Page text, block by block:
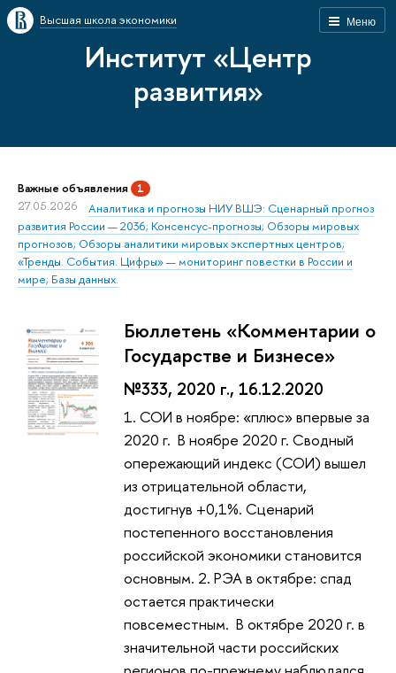
Меню
Высшая школа экономики
Институт «Центр
развития»
Важные объявления 1
27.05.2026
Аналитика и прогнозы НИУ ВШЭ: Сценарный прогноз
развития России — 2036; Консенсус-прогнозы; Обзоры мировых
прогнозов; Обзоры аналитики мировых экспертных центров;
«Тренды. События. Цифры» — мониторинг повестки в России и
мире; Базы данных.
Бюллетень «Комментарии о
Государстве и Бизнесе»
№333, 2020 г., 16.12.2020
1. СОИ в ноябре: «плюс» впервые за
2020 г. В ноябре 2020 г. Сводный
опережающий индекс (СОИ) вышел
из отрицательной области,
достигнув +0,1%. Сценарий
постепенного восстановления
российской экономики становится
основным. 2. РЭА в октябре: спад
остается практически
повсеместным. В октябре 2020 г. в
значительной части российских